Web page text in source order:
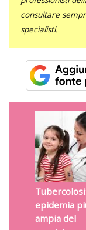
consultare
specialisti.
epidemia
ampia del